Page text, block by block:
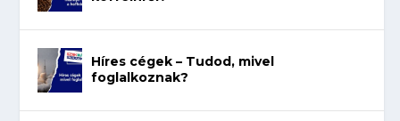
Híres cégek – Tudod, mivel
foglalkoznak?